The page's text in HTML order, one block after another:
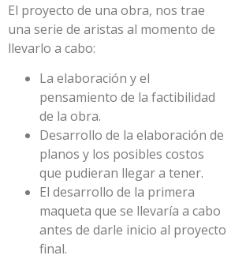
El proyecto de una obra, nos trae
una serie de aristas al momento de
llevarlo a cabo:
La elaboración y el
pensamiento de la factibilidad
de la obra.
Desarrollo de la elaboración de
planos y los posibles costos
que pudieran llegar a tener.
El desarrollo de la primera
maqueta que se llevaría a cabo
antes de darle inicio al proyecto
final.